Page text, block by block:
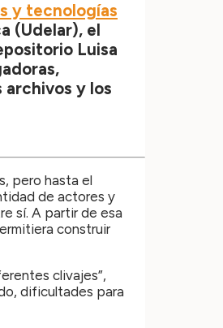
y tecnologías
(Udelar), el
Luisa
y los
pero hasta el
de actores y
sí. A partir de esa
construir
clivajes”,
dificultades para